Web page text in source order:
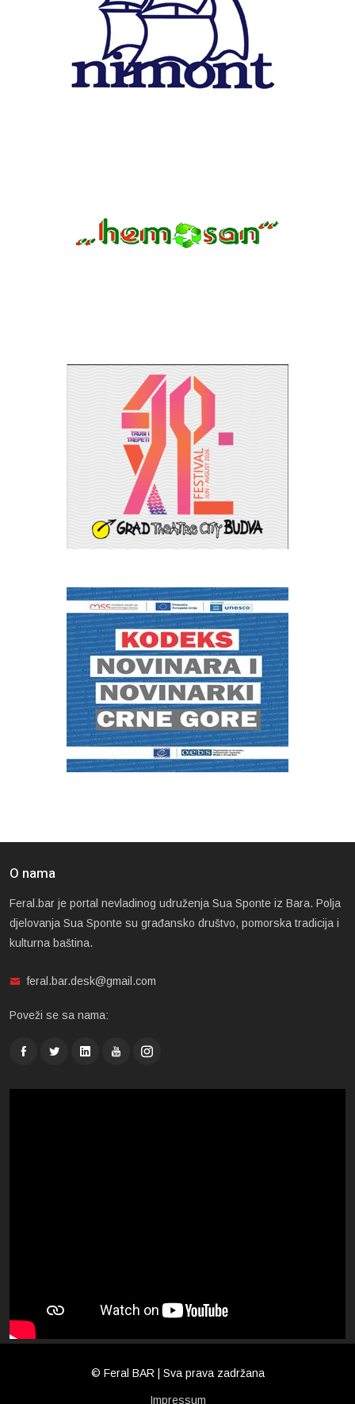
O nama
Feral.bar je portal nevladinog udruženja Sua Sponte iz Bara. Polja
djelovanja Sua Sponte su građansko društvo, pomorska tradicija i
kulturna baština.
feral.bar.desk@gmail.com
Poveži se sa nama:
© Feral BAR | Sva prava zadržana
Impressum